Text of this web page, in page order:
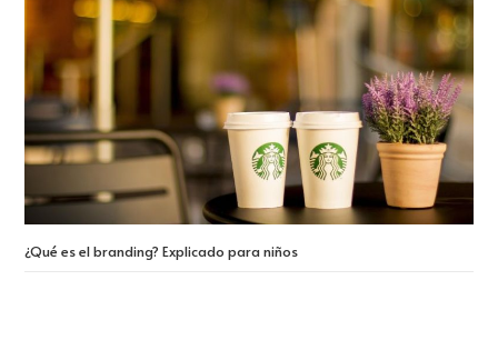
¿Qué es el branding? Explicado para niños